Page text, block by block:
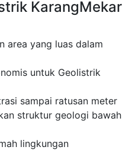
KarangMekar
area yang luas dalam
untuk Geolistrik
sampai ratusan meter
struktur geologi bawah
lingkungan